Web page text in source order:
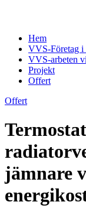
Hem
VVS-Företag i
VVS-arbeten
Projekt
Offert
Offert
jämnare